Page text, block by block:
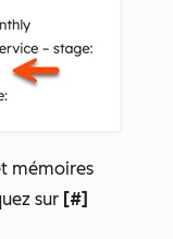
mémoires
sur [#]